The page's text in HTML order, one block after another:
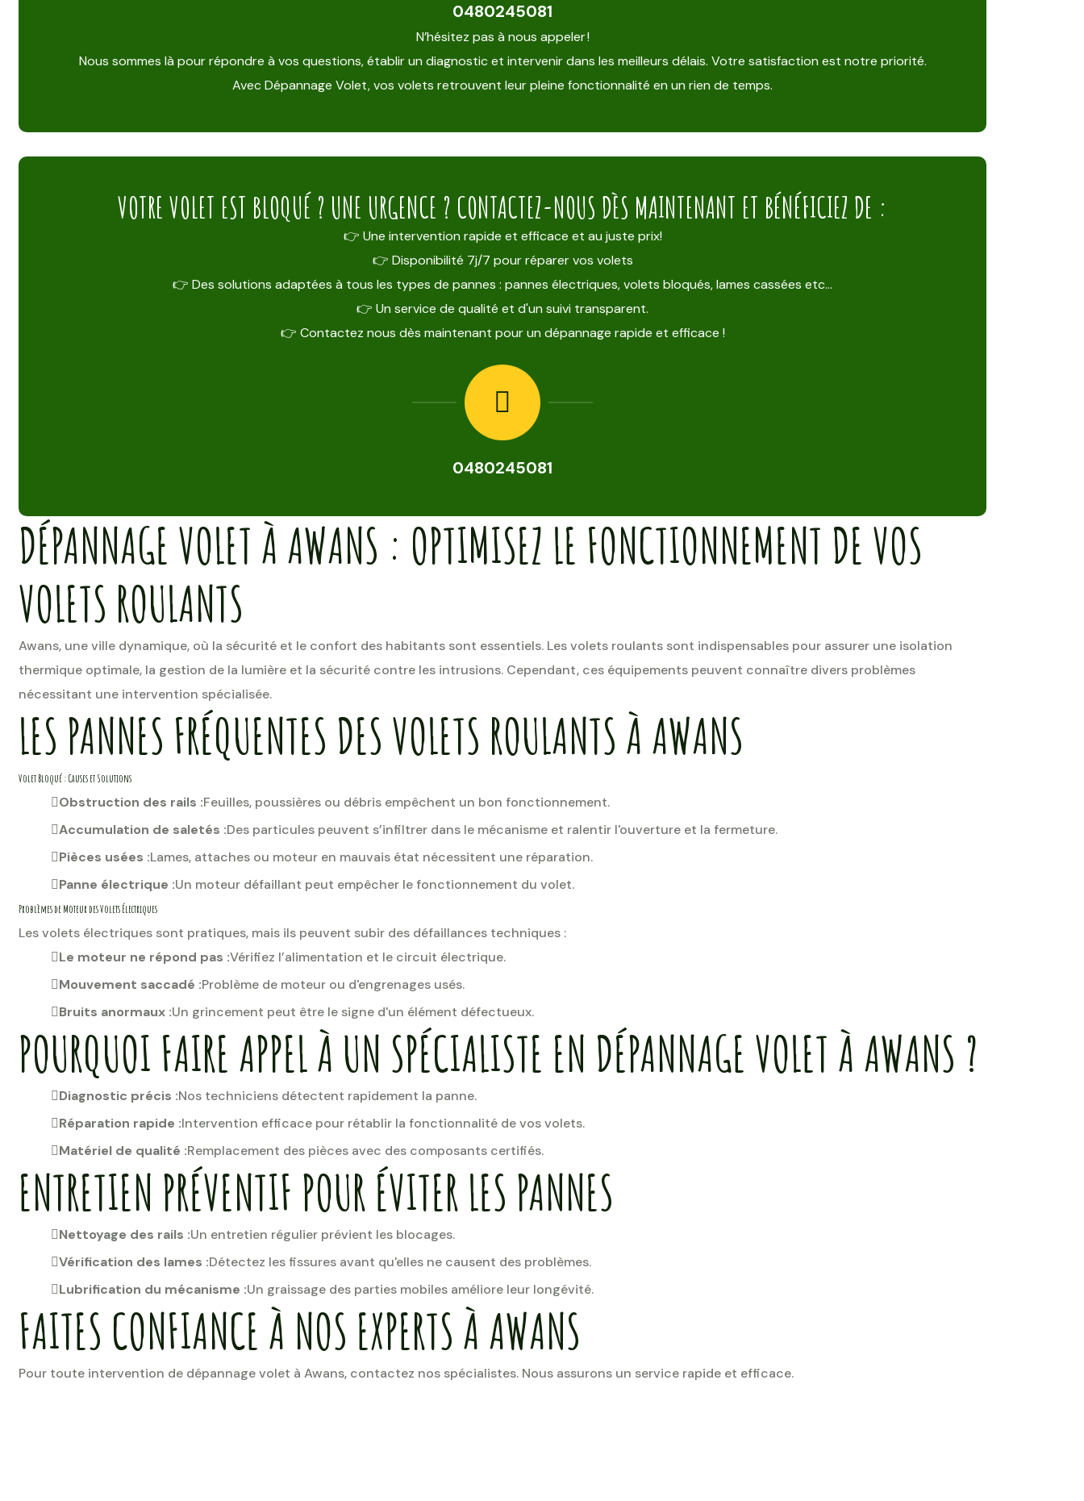
0480245081
N’hésitez pas à nous appeler !
Nous sommes là pour répondre à vos questions, établir un diagnostic et intervenir dans les meilleurs délais. Votre satisfaction est notre priorité.
Avec Dépannage Volet, vos volets retrouvent leur pleine fonctionnalité en un rien de temps.
VOTRE VOLET EST BLOQUÉ ? UNE URGENCE ? CONTACTEZ-NOUS DÈS MAINTENANT ET BÉNÉFICIEZ DE :
👉 Une intervention rapide et efficace et au juste prix!
👉 Disponibilité 7j/7 pour réparer vos volets
👉 Des solutions adaptées à tous les types de pannes : pannes électriques, volets bloqués, lames cassées etc…
👉 Un service de qualité et d'un suivi transparent.
👉 Contactez nous dès maintenant pour un dépannage rapide et efficace !
0480245081
DÉPANNAGE VOLET À AWANS : OPTIMISEZ LE FONCTIONNEMENT DE VOS
VOLETS ROULANTS
Awans, une ville dynamique, où la sécurité et le confort des habitants sont essentiels. Les volets roulants sont indispensables pour assurer une isolation
thermique optimale, la gestion de la lumière et la sécurité contre les intrusions. Cependant, ces équipements peuvent connaître divers problèmes
nécessitant une intervention spécialisée.
LES PANNES FRÉQUENTES DES VOLETS ROULANTS À AWANS
Volet Bloqué : Causes et Solutions
Obstruction des rails :Feuilles, poussières ou débris empêchent un bon fonctionnement.
Accumulation de saletés :Des particules peuvent s’infiltrer dans le mécanisme et ralentir l'ouverture et la fermeture.
Pièces usées :Lames, attaches ou moteur en mauvais état nécessitent une réparation.
Panne électrique :Un moteur défaillant peut empêcher le fonctionnement du volet.
Problèmes de Moteur des Volets Électriques
Les volets électriques sont pratiques, mais ils peuvent subir des défaillances techniques :
Le moteur ne répond pas :Vérifiez l’alimentation et le circuit électrique.
Mouvement saccadé :Problème de moteur ou d'engrenages usés.
Bruits anormaux :Un grincement peut être le signe d'un élément défectueux.
POURQUOI FAIRE APPEL À UN SPÉCIALISTE EN DÉPANNAGE VOLET À AWANS ?
Diagnostic précis :Nos techniciens détectent rapidement la panne.
Réparation rapide :Intervention efficace pour rétablir la fonctionnalité de vos volets.
Matériel de qualité :Remplacement des pièces avec des composants certifiés.
ENTRETIEN PRÉVENTIF POUR ÉVITER LES PANNES
Nettoyage des rails :Un entretien régulier prévient les blocages.
Vérification des lames :Détectez les fissures avant qu'elles ne causent des problèmes.
Lubrification du mécanisme :Un graissage des parties mobiles améliore leur longévité.
FAITES CONFIANCE À NOS EXPERTS À AWANS
Pour toute intervention de dépannage volet à Awans, contactez nos spécialistes. Nous assurons un service rapide et efficace.